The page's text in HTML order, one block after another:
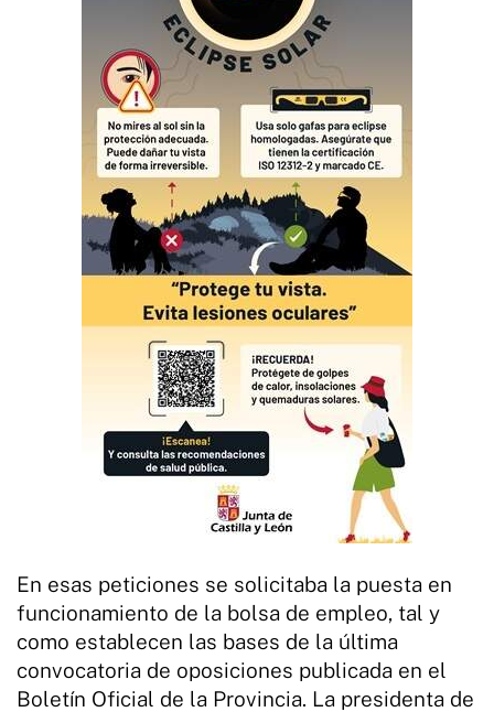
En esas peticiones se solicitaba la puesta en
funcionamiento de la bolsa de empleo, tal y
como establecen las bases de la última
convocatoria de oposiciones publicada en el
Boletín Oficial de la Provincia. La presidenta de